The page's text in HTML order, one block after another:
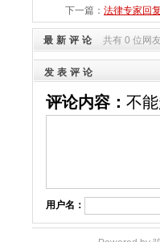
下一篇： 法律专家回
最新评论 共有 0 位网
发表评论
评论内容： 不
用户名：